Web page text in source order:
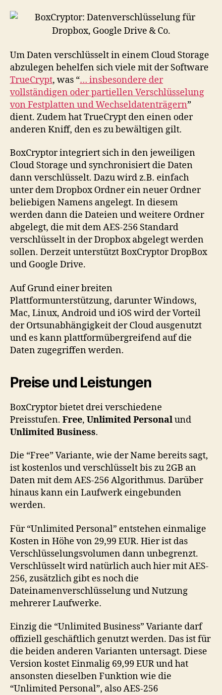
Um Daten verschlüsselt in einem Cloud Storage
abzulegen behelfen sich viele mit der Software
TrueCrypt, was “… insbesondere der
vollständigen oder partiellen Verschlüsselung
von Festplatten und Wechseldatenträgern”
dient. Zudem hat TrueCrypt den einen oder
anderen Kniff, den es zu bewältigen gilt.
BoxCryptor integriert sich in den jeweiligen
Cloud Storage und synchronisiert die Daten
dann verschlüsselt. Dazu wird z.B. einfach
unter dem Dropbox Ordner ein neuer Ordner
beliebigen Namens angelegt. In diesem
werden dann die Dateien und weitere Ordner
abgelegt, die mit dem AES-256 Standard
verschlüsselt in der Dropbox abgelegt werden
sollen. Derzeit unterstützt BoxCryptor DropBox
und Google Drive.
Auf Grund einer breiten
Plattformunterstützung, darunter Windows,
Mac, Linux, Android und iOS wird der Vorteil
der Ortsunabhängigkeit der Cloud ausgenutzt
und es kann plattformübergreifend auf die
Daten zugegriffen werden.
Preise und Leistungen
BoxCryptor bietet drei verschiedene
Preisstufen. Free, Unlimited Personalund
Unlimited Business.
Die “Free” Variante, wie der Name bereits sagt,
ist kostenlos und verschlüsselt bis zu 2GB an
Daten mit dem AES-256 Algorithmus. Darüber
hinaus kann ein Laufwerk eingebunden
werden.
Für “Unlimited Personal” entstehen einmalige
Kosten in Höhe von 29,99 EUR. Hier ist das
Verschlüsselungsvolumen dann unbegrenzt.
Verschlüsselt wird natürlich auch hier mit AES-
256, zusätzlich gibt es noch die
Dateinamenverschlüsselung und Nutzung
mehrerer Laufwerke.
Einzig die “Unlimited Business” Variante darf
offiziell geschäftlich genutzt werden. Das ist für
die beiden anderen Varianten untersagt. Diese
Version kostet Einmalig 69,99 EUR und hat
ansonsten dieselben Funktion wie die
“Unlimited Personal”, also AES-256